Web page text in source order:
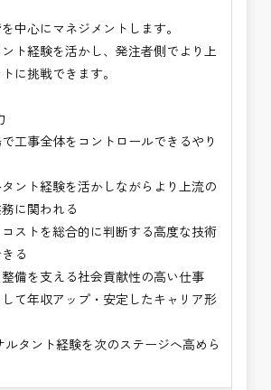
ティング業務（数量算出、図面の
援業務
作成業務
査員
クト・マネジメント業務
業務
付方法につきましては、基本的に
ます。
中心にマネジメントします。
ト経験を活かし、発注者側でより上
に挑戦できます。
工事全体をコントロールできるやり
ント経験を活かしながらより上流の
に関われる
コストを総合的に判断する高度な技術
る
整備を支える社会貢献性の高い仕事
して年収アップ・安定したキャリア形
タント経験を次のステージへ高めら